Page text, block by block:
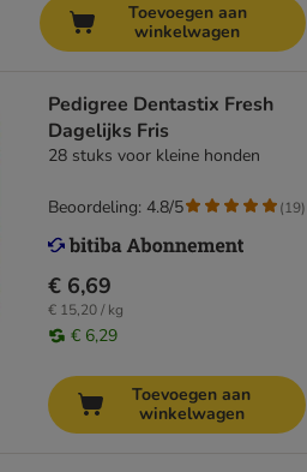
Toevoegen aan
winkelwagen
Pedigree Dentastix Fresh
Dagelijks Fris
28 stuks voor kleine honden
€ 6,69
€ 15,20 / kg
€ 6,29
Beoordeling: 4.8/5 (19)
Toevoegen aan
winkelwagen